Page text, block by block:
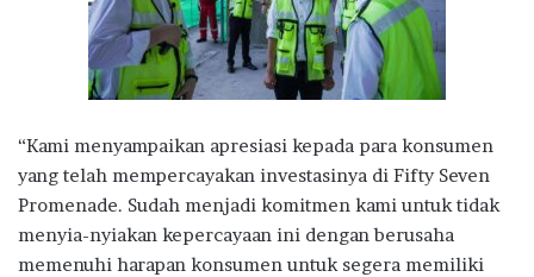
“Kami menyampaikan apresiasi kepada para konsumen
yang telah mempercayakan investasinya di Fifty Seven
Promenade. Sudah menjadi komitmen kami untuk tidak
menyia-nyiakan kepercayaan ini dengan berusaha
memenuhi harapan konsumen untuk segera memiliki